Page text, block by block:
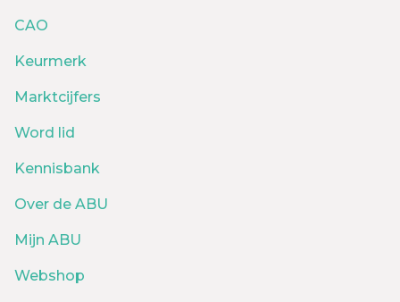
CAO
Keurmerk
Marktcijfers
Word lid
Kennisbank
Over de ABU
Mijn ABU
Webshop